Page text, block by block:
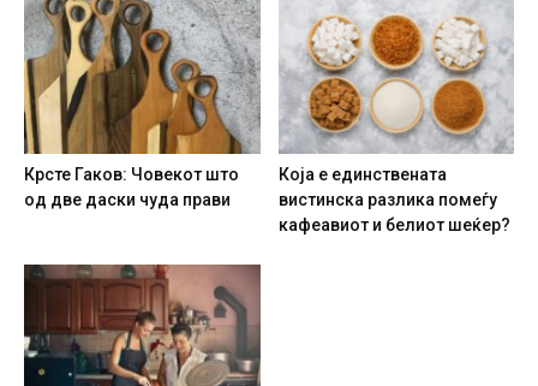
Крсте Гаков: Човекот што
од две даски чуда прави
Која е единствената
вистинска разлика помеѓу
кафеавиот и белиот шеќер?